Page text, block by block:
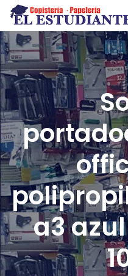
El Estudiante
Copistería
Papelería
Servicios
Novedades
a3